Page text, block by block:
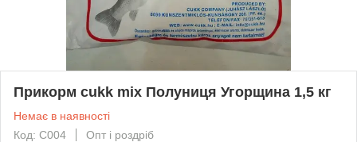
Прикорм cukk mix Полуниця Угорщина 1,5 кг
Немає в наявності
Код: C004
Опт і роздріб